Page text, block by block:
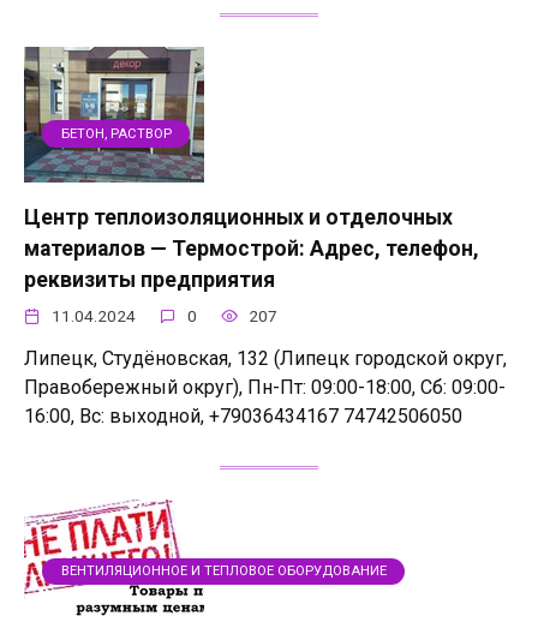
БЕТОН, РАСТВОР
Центр теплоизоляционных и отделочных
материалов — Термострой: Адрес, телефон,
реквизиты предприятия
11.04.2024 0 207
Липецк, Студёновская, 132 (Липецк городской округ,
Правобережный округ), Пн-Пт: 09:00-18:00, Сб: 09:00-
16:00, Вс: выходной, +79036434167 74742506050
ВЕНТИЛЯЦИОННОЕ И ТЕПЛОВОЕ ОБОРУДОВАНИЕ